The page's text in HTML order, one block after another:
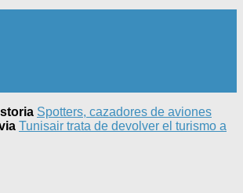
Spotters, cazadores de aviones
Tunisair trata de devolver el turismo a